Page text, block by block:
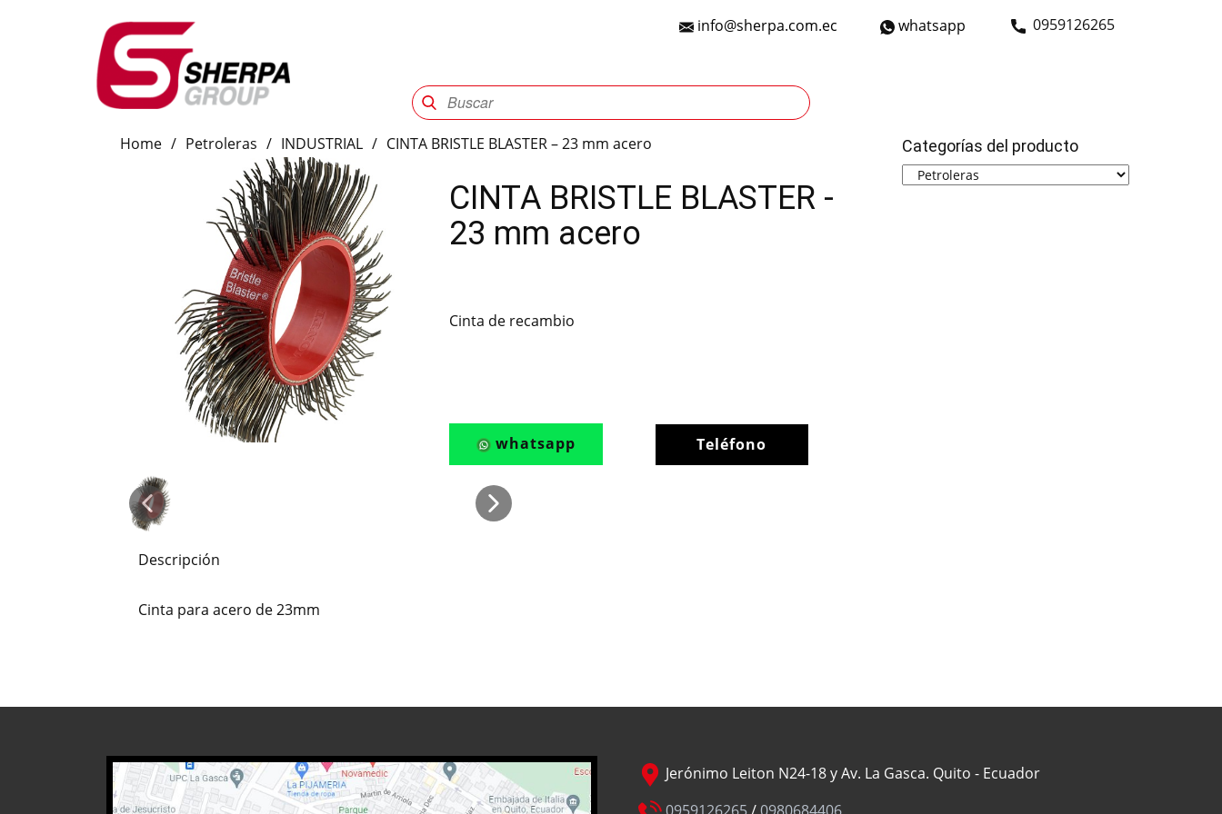
​0959126265
info@sherpa.com.ec
whatsapp
Home / Petroleras / INDUSTRIAL / CINTA BRISTLE BLASTER – 23 mm acero
CINTA BRISTLE BLASTER -
23 mm acero
Cinta de recambio
whatsapp Teléfono
Descripción
Cinta para acero de 23mm
Categorías del producto
Jerónimo Leiton N24-18 y Av. La Gasca. Quito - Ecuador